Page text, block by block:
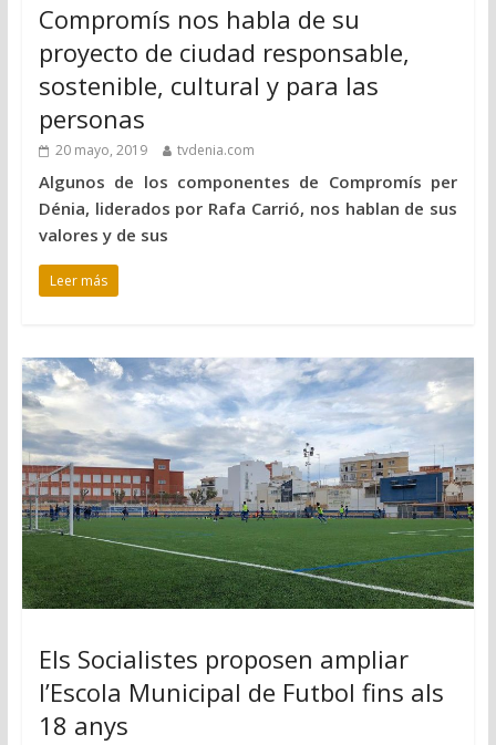
Compromís nos habla de su
proyecto de ciudad responsable,
sostenible, cultural y para las
personas
20 mayo, 2019 tvdenia.com
Algunos de los componentes de Compromís per
Dénia, liderados por Rafa Carrió, nos hablan de sus
valores y de sus
Leer más
Els Socialistes proposen ampliar
l’Escola Municipal de Futbol fins als
18 anys